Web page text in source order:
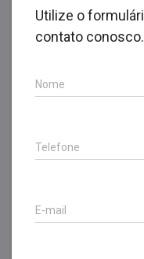
Utilize o
contato conosco.
Nome
Telefone
E-mail